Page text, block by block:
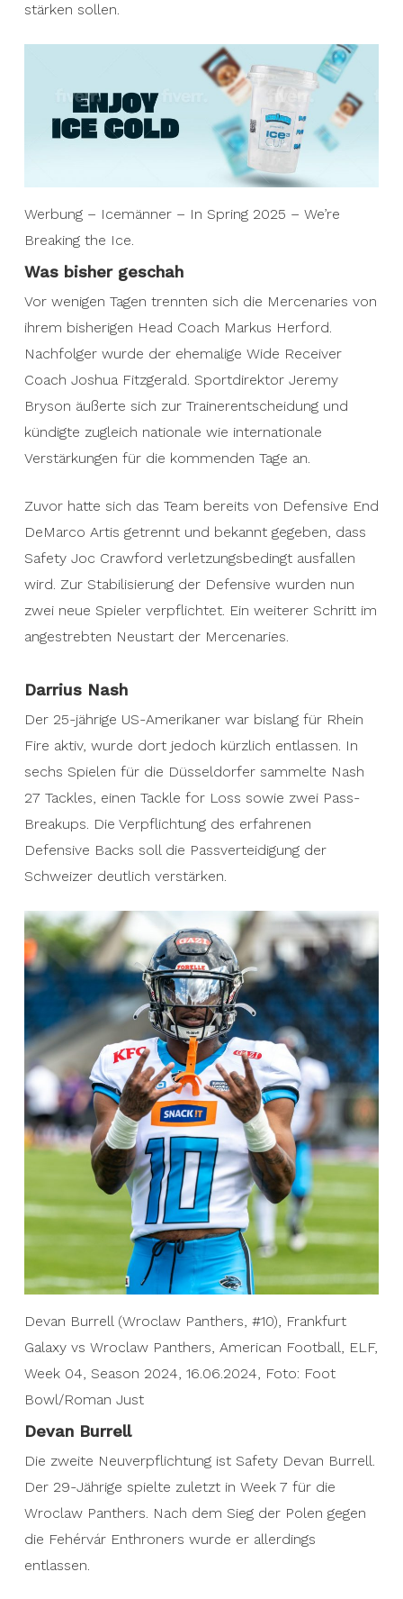
stärken sollen.
Werbung – Icemänner – In Spring 2025 – We’re
Breaking the Ice.
Was bisher geschah
Vor wenigen Tagen trennten sich die Mercenaries von
ihrem bisherigen Head Coach Markus Herford.
Nachfolger wurde der ehemalige Wide Receiver
Coach Joshua Fitzgerald. Sportdirektor Jeremy
Bryson äußerte sich zur Trainerentscheidung und
kündigte zugleich nationale wie internationale
Verstärkungen für die kommenden Tage an.
Zuvor hatte sich das Team bereits von Defensive End
DeMarco Artis getrennt und bekannt gegeben, dass
Safety Joc Crawford verletzungsbedingt ausfallen
wird. Zur Stabilisierung der Defensive wurden nun
zwei neue Spieler verpflichtet. Ein weiterer Schritt im
angestrebten Neustart der Mercenaries.
Darrius Nash
Der 25-jährige US-Amerikaner war bislang für Rhein
Fire aktiv, wurde dort jedoch kürzlich entlassen. In
sechs Spielen für die Düsseldorfer sammelte Nash
27 Tackles, einen Tackle for Loss sowie zwei Pass-
Breakups. Die Verpflichtung des erfahrenen
Defensive Backs soll die Passverteidigung der
Schweizer deutlich verstärken.
Devan Burrell (Wroclaw Panthers, #10), Frankfurt
Galaxy vs Wroclaw Panthers, American Football, ELF,
Week 04, Season 2024, 16.06.2024, Foto: Foot
Bowl/Roman Just
Devan Burrell
Die zweite Neuverpflichtung ist Safety Devan Burrell.
Der 29-Jährige spielte zuletzt in Week 7 für die
Wroclaw Panthers. Nach dem Sieg der Polen gegen
die Fehérvár Enthroners wurde er allerdings
entlassen.